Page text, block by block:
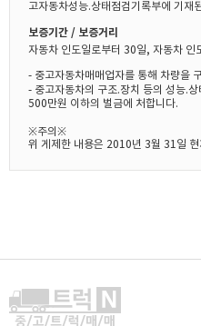
고자동차성능.상태점검기록부에 기재
보증기간 / 보증거리
자동차 인도일로부터 30일, 자동차 인
- 중고자동차매매업자를 통해 차량을
- 중고자동차의 구조.장치 등의 성능.
500만원 이하의 벌금에 처합니다.
※주의※
위 게제한 내용은 2010년 3월 31일 현